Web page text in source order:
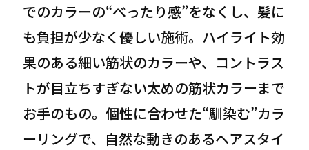
でのカラーの“べったり感”をなくし、髪に
も負担が少なく優しい施術。ハイライト効
果のある細い筋状のカラーや、コントラス
トが目立ちすぎない太めの筋状カラーまで
お手のもの。個性に合わせた“馴染む”カラ
ーリングで、自然な動きのあるヘアスタイ